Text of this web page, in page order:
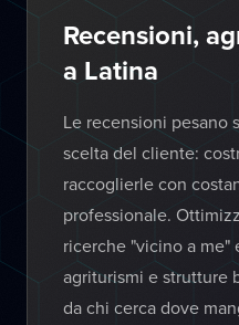
Recensioni,
a Latina
Le recensioni pesano
scelta del cliente:
raccoglierle con
professionale.
ricerche "vicino a me"
agriturismi e strutture
da chi cerca dove